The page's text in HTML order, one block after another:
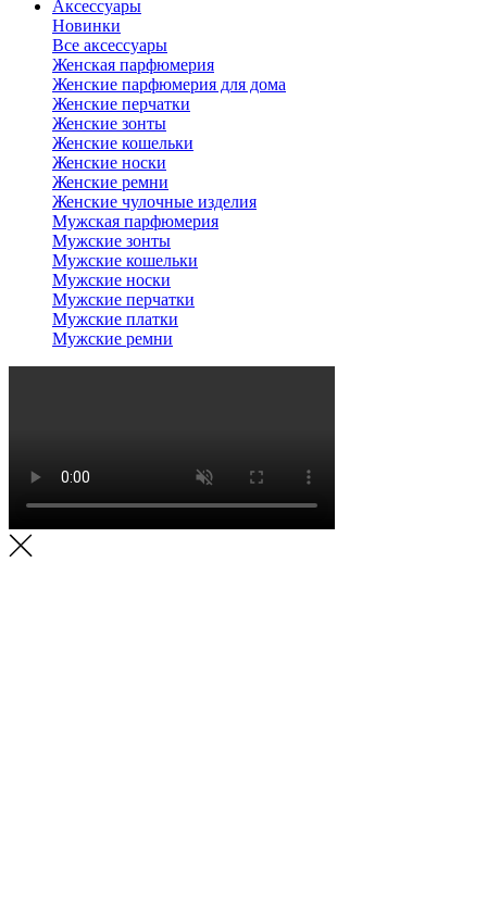
Аксессуары
Новинки
Все аксессуары
Женская парфюмерия
Женские парфюмерия для дома
Женские перчатки
Женские зонты
Женские кошельки
Женские носки
Женские ремни
Женские чулочные изделия
Мужская парфюмерия
Мужские зонты
Мужские кошельки
Мужские носки
Мужские перчатки
Мужские платки
Мужские ремни